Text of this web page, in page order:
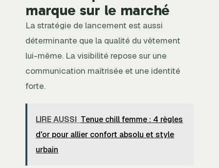
marque sur le marché
La stratégie de lancement est aussi
déterminante que la qualité du vêtement
lui-même. La visibilité repose sur une
communication maîtrisée et une identité
forte.
LIRE AUSSI Tenue chill femme : 4 règles
d'or pour allier confort absolu et style
urbain